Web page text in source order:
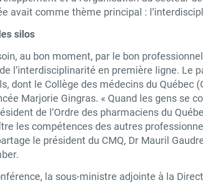
avait comme thème principal :
silos
au bon moment, par le bon
l’interdisciplinarité en première ligne. Le
dont le Collège des médecins du Québec
Marjorie Gingras. « Quand les gens se
de l’Ordre des pharmaciens du
les compétences des autres
le président du CMQ, Dr Mauril
la sous-ministre adjointe à la